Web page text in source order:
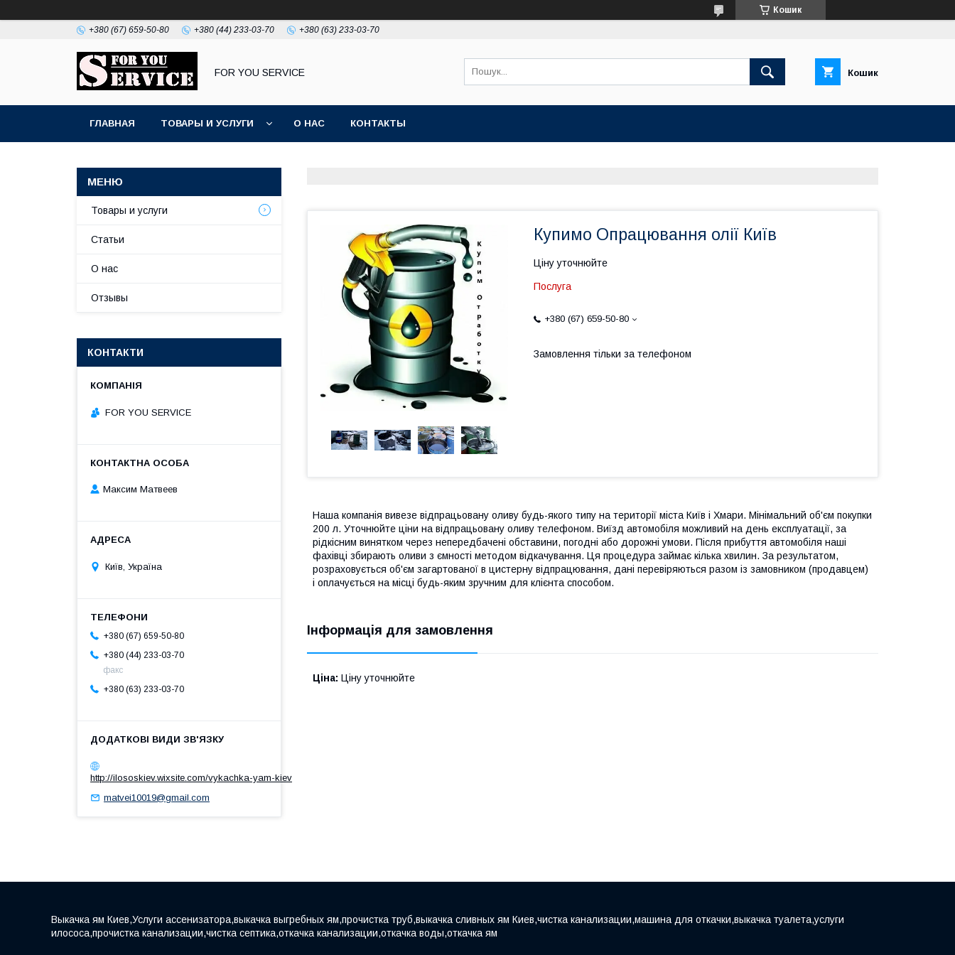
Кошик
+380 (67) 659-50-80 +380 (44) 233-03-70 +380 (63) 233-03-70
FOR YOU SERVICE Кошик
ГЛАВНАЯ ТОВАРЫ И УСЛУГИ О НАС КОНТАКТЫ
Купимо Опрацювання олії Київ
Ціну уточнюйте
Послуга
+380 (67) 659-50-80
Замовлення тільки за телефоном
Наша компанія вивезе відпрацьовану оливу будь-якого типу на території міста Київ і Хмари. Мінімальний об'єм покупки
200 л. Уточнюйте ціни на відпрацьовану оливу телефоном. Виїзд автомобіля можливий на день експлуатації, за
рідкісним винятком через непередбачені обставини, погодні або дорожні умови. Після прибуття автомобіля наші
фахівці збирають оливи з ємності методом відкачування. Ця процедура займає кілька хвилин. За результатом,
розраховується об'єм загартованої в цистерну відпрацювання, дані перевіряються разом із замовником (продавцем)
і оплачується на місці будь-яким зручним для клієнта способом.
Інформація для замовлення
Ціна: Ціну уточнюйте
Товары и услуги
Статьи
О нас
Отзывы
КОНТАКТИ
FOR YOU SERVICE
Максим Матвеев
Київ, Україна
+380 (67) 659-50-80
+380 (44) 233-03-70
факс
+380 (63) 233-03-70
http://ilososkiev.wixsite.com/vykachka-yam-kiev
matvei10019@gmail.com
Выкачка ям Киев,Услуги ассенизатора,выкачка выгребных ям,прочистка труб,выкачка сливных ям Киев,чистка канализации,машина для откачки,выкачка туалета,услуги
илососа,прочистка канализации,чистка септика,откачка канализации,откачка воды,откачка ям